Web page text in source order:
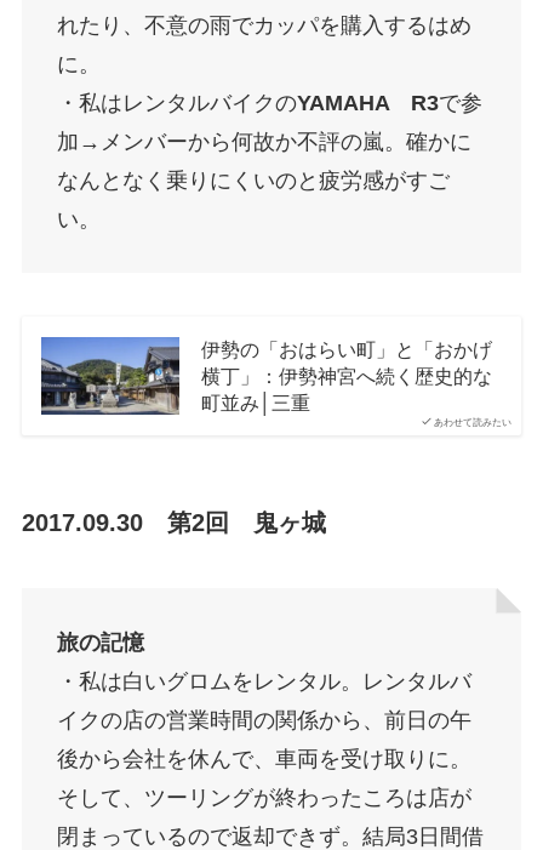
れたり、不意の雨でカッパを購入するはめ
に。
・私はレンタルバイクのYAMAHA R3で参
加→メンバーから何故か不評の嵐。確かに
なんとなく乗りにくいのと疲労感がすご
い。
あわせて読みたい
伊勢の「おはらい町」と「おかげ
横丁」：伊勢神宮へ続く歴史的な
町並み│三重
2017.09.30 第2回 鬼ヶ城
旅の記憶
・私は白いグロムをレンタル。レンタルバ
イクの店の営業時間の関係から、前日の午
後から会社を休んで、車両を受け取りに。
そして、ツーリングが終わったころは店が
閉まっているので返却できず。結局3日間借